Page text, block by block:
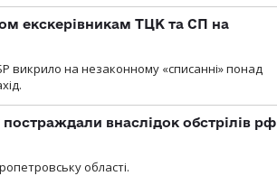
екскерівникам ТЦК та СП на
викрило на незаконному «списанні» понад
внаслідок обстрілів рф
області.